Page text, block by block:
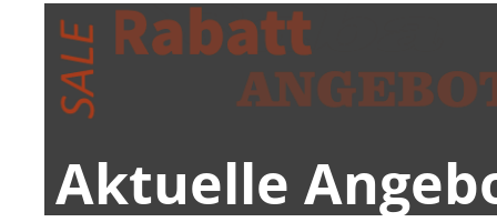
Aktuelle